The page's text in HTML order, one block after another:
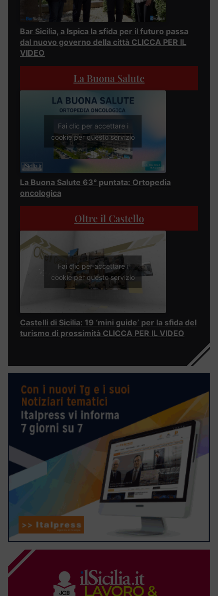
Bar Sicilia, a Ispica la sfida per il futuro passa
dal nuovo governo della città CLICCA PER IL
VIDEO
La Buona Salute
Fai clic per accettare i
cookie per questo servizio
La Buona Salute 63° puntata: Ortopedia
oncologica
Oltre il Castello
Fai clic per accettare i
cookie per questo servizio
Castelli di Sicilia: 19 ‘mini guide’ per la sfida del
turismo di prossimità CLICCA PER IL VIDEO